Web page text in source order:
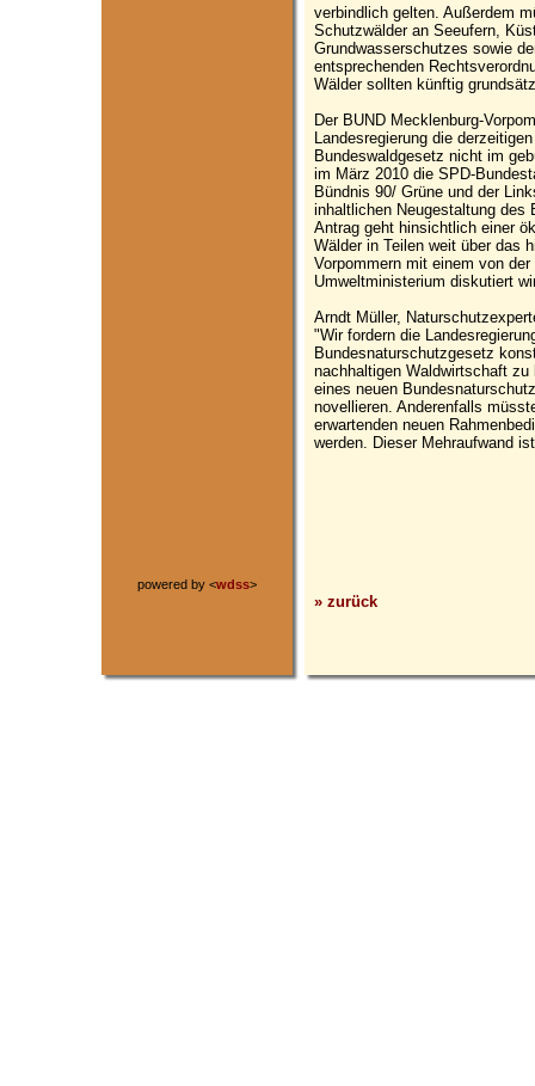
powered by <wdss>
verbindlich gelten. Außerdem
Schutzwälder an Seeufern,
Grundwasserschutzes sowie
entsprechenden
Wälder sollten künftig
Der BUND Mecklenburg-
Landesregierung die
Bundeswaldgesetz nicht im
im März 2010 die SPD-
Bündnis 90/ Grüne und der
inhaltlichen Neugestaltung des
Antrag geht hinsichtlich einer
Wälder in Teilen weit über das
Vorpommern mit einem von
Umweltministerium diskutiert
Arndt Müller,
"Wir fordern die
Bundesnaturschutzgesetz
nachhaltigen Waldwirtschaft
eines neuen
novellieren. Anderenfalls
erwartenden neuen
werden. Dieser Mehraufwand
» zurück